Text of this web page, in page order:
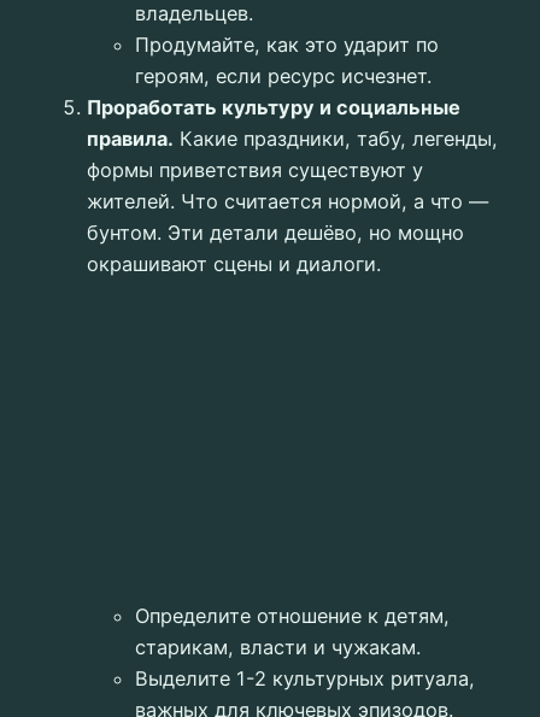
владельцев.
Продумайте, как это ударит по
героям, если ресурс исчезнет.
Проработать культуру и социальные
правила. Какие праздники, табу, легенды,
формы приветствия существуют у
жителей. Что считается нормой, а что —
бунтом. Эти детали дешёво, но мощно
окрашивают сцены и диалоги.
Определите отношение к детям,
старикам, власти и чужакам.
Выделите 1-2 культурных ритуала,
важных для ключевых эпизодов.